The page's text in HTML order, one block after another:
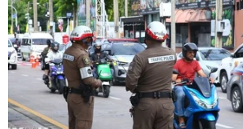
Sáu/TTXVN)
Mặc dù dịch COVID-19 vẫn diễn
tại nhiều quốc gia trên thế giới,
động xuất nhập khẩu của Việt
tháng vẫn ghi nhận đà tăng